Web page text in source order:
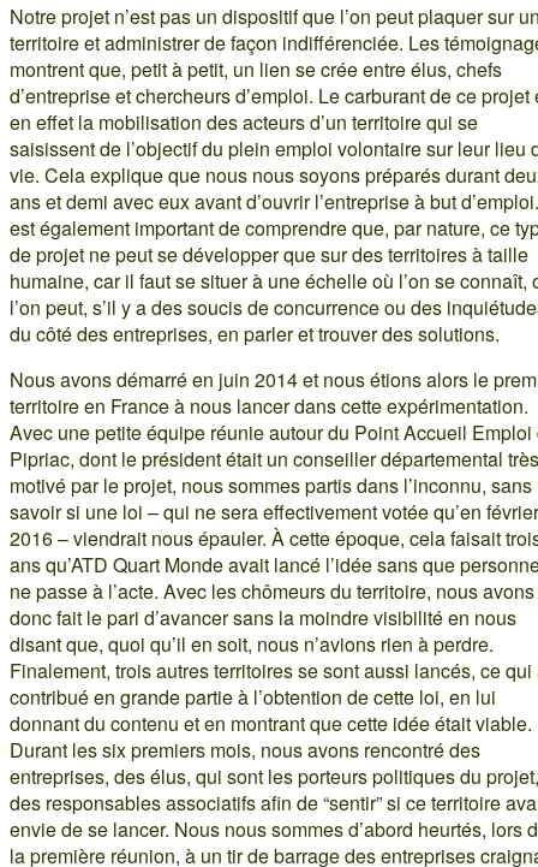
Notre projet n’est pas un dispositif que l’on peut plaquer sur
territoire et administrer de façon indifférenciée. Les
montrent que, petit à petit, un lien se crée entre élus, chefs
d’entreprise et chercheurs d’emploi. Le carburant de ce projet
en effet la mobilisation des acteurs d’un territoire qui se
saisissent de l’objectif du plein emploi volontaire sur leur lieu
vie. Cela explique que nous nous soyons préparés durant
ans et demi avec eux avant d’ouvrir l’entreprise à but
est également important de comprendre que, par nature, ce
de projet ne peut se développer que sur des territoires à taille
humaine, car il faut se situer à une échelle où l’on se connaît,
l’on peut, s’il y a des soucis de concurrence ou des
du côté des entreprises, en parler et trouver des solutions.
Nous avons démarré en juin 2014 et nous étions alors le
territoire en France à nous lancer dans cette expérimentation.
Avec une petite équipe réunie autour du Point Accueil Emploi
Pipriac, dont le président était un conseiller départemental très
motivé par le projet, nous sommes partis dans l’inconnu, sans
savoir si une loi – qui ne sera effectivement votée qu’en février
2016 – viendrait nous épauler. À cette époque, cela faisait
ans qu’ATD Quart Monde avait lancé l’idée sans que
ne passe à l’acte. Avec les chômeurs du territoire, nous avons
donc fait le pari d’avancer sans la moindre visibilité en nous
disant que, quoi qu’il en soit, nous n’avions rien à perdre.
Finalement, trois autres territoires se sont aussi lancés, ce qui
contribué en grande partie à l’obtention de cette loi, en lui
donnant du contenu et en montrant que cette idée était viable.
Durant les six premiers mois, nous avons rencontré des
entreprises, des élus, qui sont les porteurs politiques du
des responsables associatifs afin de “sentir” si ce territoire
envie de se lancer. Nous nous sommes d’abord heurtés, lors
la première réunion, à un tir de barrage des entreprises